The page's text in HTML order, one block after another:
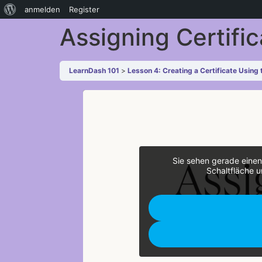
anmelden Register
Assigning
LearnDash 101 Lesson 4: Creating a Certificate
Sie sehen gerade
Schaltfläche